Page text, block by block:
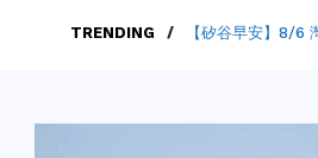
TRENDING / 【矽谷早安】8/6